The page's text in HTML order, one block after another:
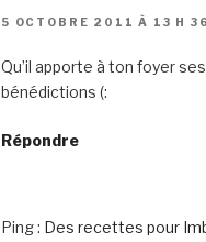
5 OCTOBRE 2011 À 13 H
Qu’il apporte à ton foyer
bénédictions (:
Répondre
Ping : Des recettes pour